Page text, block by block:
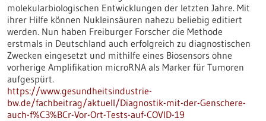
molekularbiologischen Entwicklungen der letzten Jahre. Mit
ihrer Hilfe können Nukleinsäuren nahezu beliebig editiert
werden. Nun haben Freiburger Forscher die Methode
erstmals in Deutschland auch erfolgreich zu diagnostischen
Zwecken eingesetzt und mithilfe eines Biosensors ohne
vorherige Amplifikation microRNA als Marker für Tumoren
aufgespürt.
https://www.gesundheitsindustrie-
bw.de/fachbeitrag/aktuell/Diagnostik-mit-der-Genschere-
auch-f%C3%BCr-Vor-Ort-Tests-auf-COVID-19